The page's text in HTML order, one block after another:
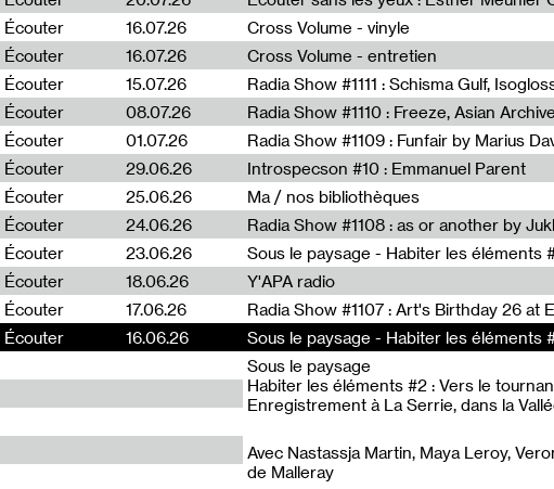
Écouter
16.07.26 Cross Volume - vinyle
Écouter
16.07.26 Cross Volume - entretien
Écouter
15.07.26
Écouter
08.07.26
Écouter
01.07.26 Radia Show #1109 : Funfair by Marius
Écouter
29.06.26 Introspecson #10 : Emmanuel Parent
Écouter
25.06.26 Ma / nos bibliothèques
Écouter
24.06.26
Écouter
23.06.26
Écouter
18.06.26 Y'APA radio
Écouter
17.06.26
Écouter
16.06.26
Écouter 16.06.26
Sous le paysage
Habiter les éléments #2 : Vers le
Enregistrement à La Serrie, dans la
Avec Nastassja Martin, Maya Leroy,
de Malleray